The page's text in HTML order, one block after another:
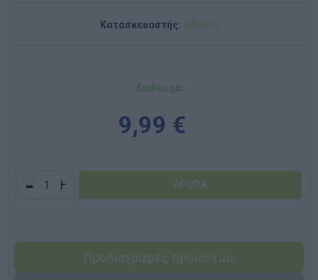
Κατασκευαστής: WESCO
Διαθέσιμο
9,99 €
- +
Προδιαγραφές προϊόντων